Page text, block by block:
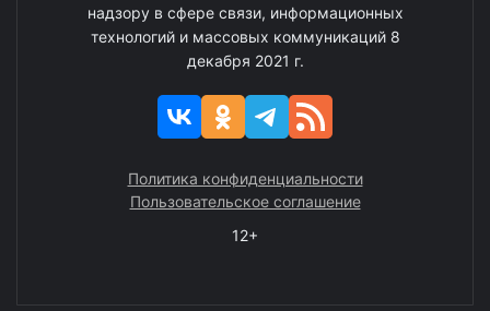
надзору в сфере связи, информационных
технологий и массовых коммуникаций 8
декабря 2021 г.
Политика конфиденциальности
Пользовательское соглашение
12+